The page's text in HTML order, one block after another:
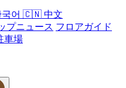
어 🇨🇳 中文
プニュース フロアガイド
車場